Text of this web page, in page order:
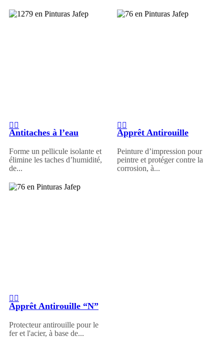
Antitaches à l’eau
Forme un pellicule isolante et
élimine les taches d’humidité,
de...
Apprêt Antirouille
Peinture d’impression pour
peintre et protéger contre la
corrosion, à...
Apprêt Antirouille “N”
Protecteur antirouille pour le
fer et l'acier, à base de...